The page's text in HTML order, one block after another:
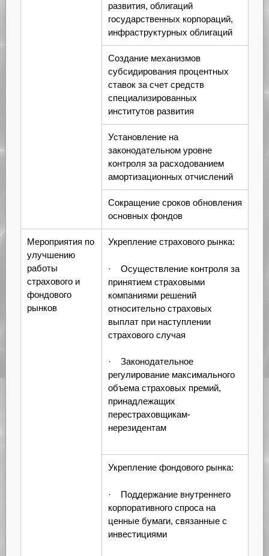
развития, облигаций
государственных корпораций,
инфраструктурных облигаций
Создание механизмов
субсидирования процентных
ставок за счет средств
специализированных
институтов развития
Установление на
законодательном уровне
контроля за расходованием
амортизационных отчислений
Сокращение сроков обновления
основных фондов
Мероприятия по
улучшению
работы
страхового и
фондового
рынков
Укрепление страхового рынка:
· Осуществление контроля за
принятием страховыми
компаниями решений
относительно страховых
выплат при наступлении
страхового случая
· Законодательное
регулирование максимального
объема страховых премий,
принадлежащих
перестраховщикам-
нерезидентам
Укрепление фондового рынка:
· Поддержание внутреннего
корпоративного спроса на
ценные бумаги, связанные с
инвестициями